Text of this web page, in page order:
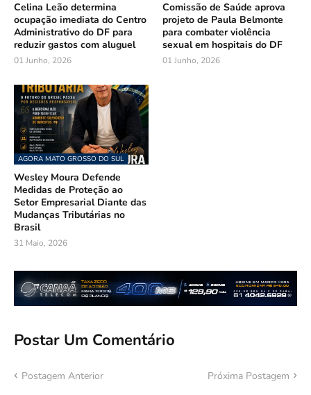
Celina Leão determina
ocupação imediata do Centro
Administrativo do DF para
reduzir gastos com aluguel
01 Junho, 2026
Comissão de Saúde aprova
projeto de Paula Belmonte
para combater violência
sexual em hospitais do DF
01 Junho, 2026
AGORA MATO GROSSO DO SUL
Wesley Moura Defende
Medidas de Proteção ao
Setor Empresarial Diante das
Mudanças Tributárias no
Brasil
31 Maio, 2026
Postar Um Comentário
Postagem Anterior Próxima Postagem